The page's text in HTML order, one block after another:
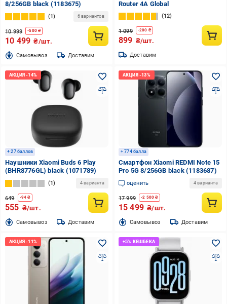
8/256GB black (1183675)
1 6 вариантов
10 999 -500 ₴
10 499 ₴/шт.
Cамовывоз Доставим
Router 4A Global
12
1 099 -200 ₴
899 ₴/шт.
Доставим
+ 27 баллов
Наушники Xiaomi Buds 6 Play
(BHR8776GL) black (1071789)
1 4 варианта
649 -94 ₴
555 ₴/шт.
Cамовывоз Доставим
+ 774 балла
Смартфон Xiaomi REDMI Note 15
Pro 5G 8/256GB black (1183687)
оценить 4 варианта
17 999 -2 500 ₴
15 499 ₴/шт.
Cамовывоз Доставим